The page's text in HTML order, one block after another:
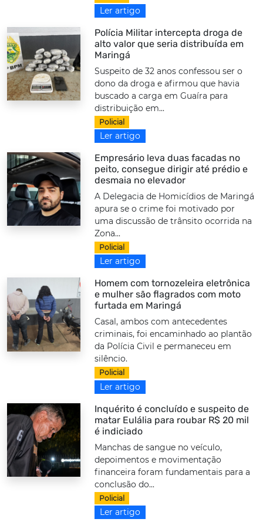
Ler artigo
Polícia Militar intercepta droga de
alto valor que seria distribuída em
Maringá
Suspeito de 32 anos confessou ser o
dono da droga e afirmou que havia
buscado a carga em Guaíra para
distribuição em...
Policial
Ler artigo
Empresário leva duas facadas no
peito, consegue dirigir até prédio e
desmaia no elevador
A Delegacia de Homicídios de Maringá
apura se o crime foi motivado por
uma discussão de trânsito ocorrida na
Zona...
Policial
Ler artigo
Homem com tornozeleira eletrônica
e mulher são flagrados com moto
furtada em Maringá
Casal, ambos com antecedentes
criminais, foi encaminhado ao plantão
da Polícia Civil e permaneceu em
silêncio.
Policial
Ler artigo
Inquérito é concluído e suspeito de
matar Eulália para roubar R$ 20 mil
é indiciado
Manchas de sangue no veículo,
depoimentos e movimentação
financeira foram fundamentais para a
conclusão do...
Policial
Ler artigo